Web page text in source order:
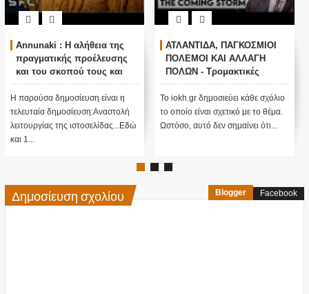
Annunaki : Η αλήθεια της
πραγματικής προέλευσης
και του σκοπού τους και
αναστολή λειτουργίας μας
....
Η παρούσα δημοσίευση είναι η
τελευταία δημοσίευση:Αναστολή
λειτουργίας της ιστοσελίδας...Εδώ
και 1...
ΑΤΛΑΝΤΙΔΑ, ΠΑΓΚΟΣΜΙΟΙ
ΠΟΛΕΜΟΙ ΚΑΙ ΑΛΛΑΓΗ
ΠΟΛΩΝ - Τρομακτικές
προβλέψεις του Edgar
Cayce (Video)
Το iokh.gr δημοσιεύει κάθε σχόλιο
το οποίο είναι σχετικό με το θέμα.
Ωστόσο, αυτό δεν σημαίνει ότι...
Δημοσίευση σχολίου Blogger Facebook